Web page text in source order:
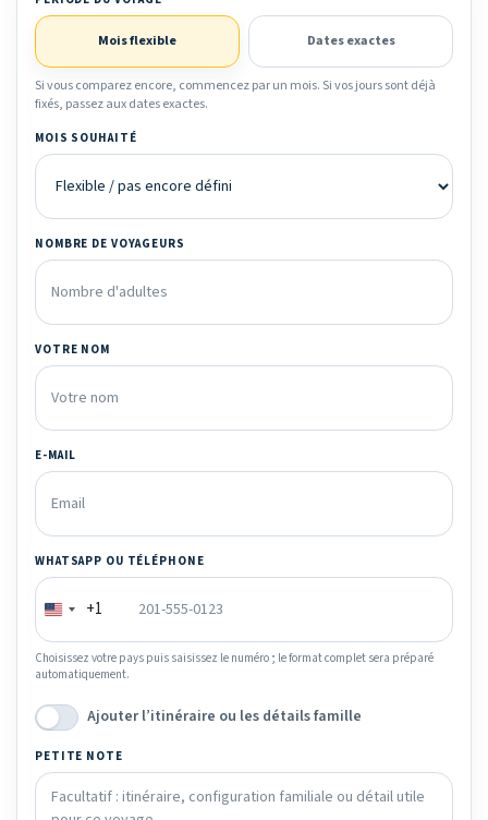
Mois flexible Dates exactes
Si vous comparez encore, commencez par un mois. Si vos jours sont déjà
fixés, passez aux dates exactes.
MOIS SOUHAITÉ
NOMBRE DE VOYAGEURS
VOTRE NOM
E-MAIL
WHATSAPP OU TÉLÉPHONE
+1
Choisissez votre pays puis saisissez le numéro ; le format complet sera préparé
automatiquement.
Ajouter l’itinéraire ou les détails famille
PETITE NOTE